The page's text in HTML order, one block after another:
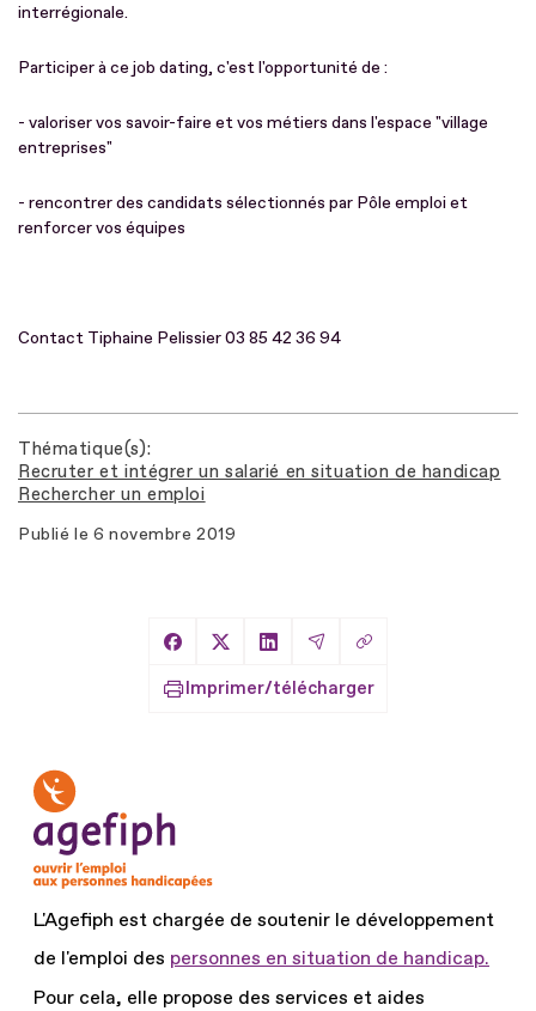
interrégionale.
Participer à ce job dating, c'est l'opportunité de :
- valoriser vos savoir-faire et vos métiers dans l'espace "village
entreprises"
- rencontrer des candidats sélectionnés par Pôle emploi et
renforcer vos équipes
Contact Tiphaine Pelissier 03 85 42 36 94
Thématique(s)
Recruter et intégrer un salarié en situation de handicap
Rechercher un emploi
Publié le 6 novembre 2019
Partager sur Facebook
Partager sur X
Partager sur LinkedIn
Partager par Email
Copier le lien
Imprimer/télécharger
L'Agefiph est chargée de soutenir le développement
de l'emploi des personnes en situation de handicap.
Pour cela, elle propose des services et aides